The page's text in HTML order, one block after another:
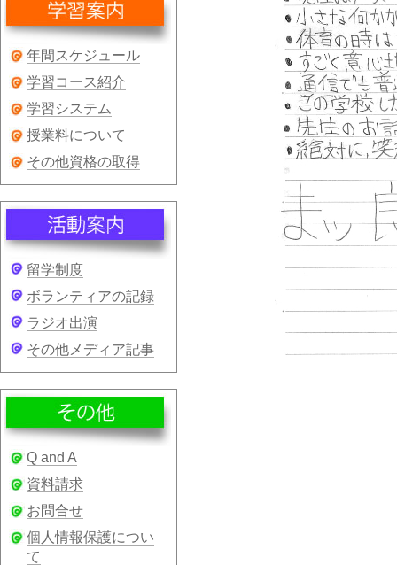
年間スケジュール
学習コース紹介
学習システム
授業料について
その他資格の取得
留学制度
ボランティアの記録
ラジオ出演
その他メディア記事
Q and A
資料請求
お問合せ
個人情報保護につい
て